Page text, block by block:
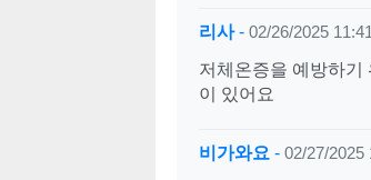
리사- 02/26/2025 11:41
저체온증을 예방하기
이 있어요
비가와요 - 02/27/2025